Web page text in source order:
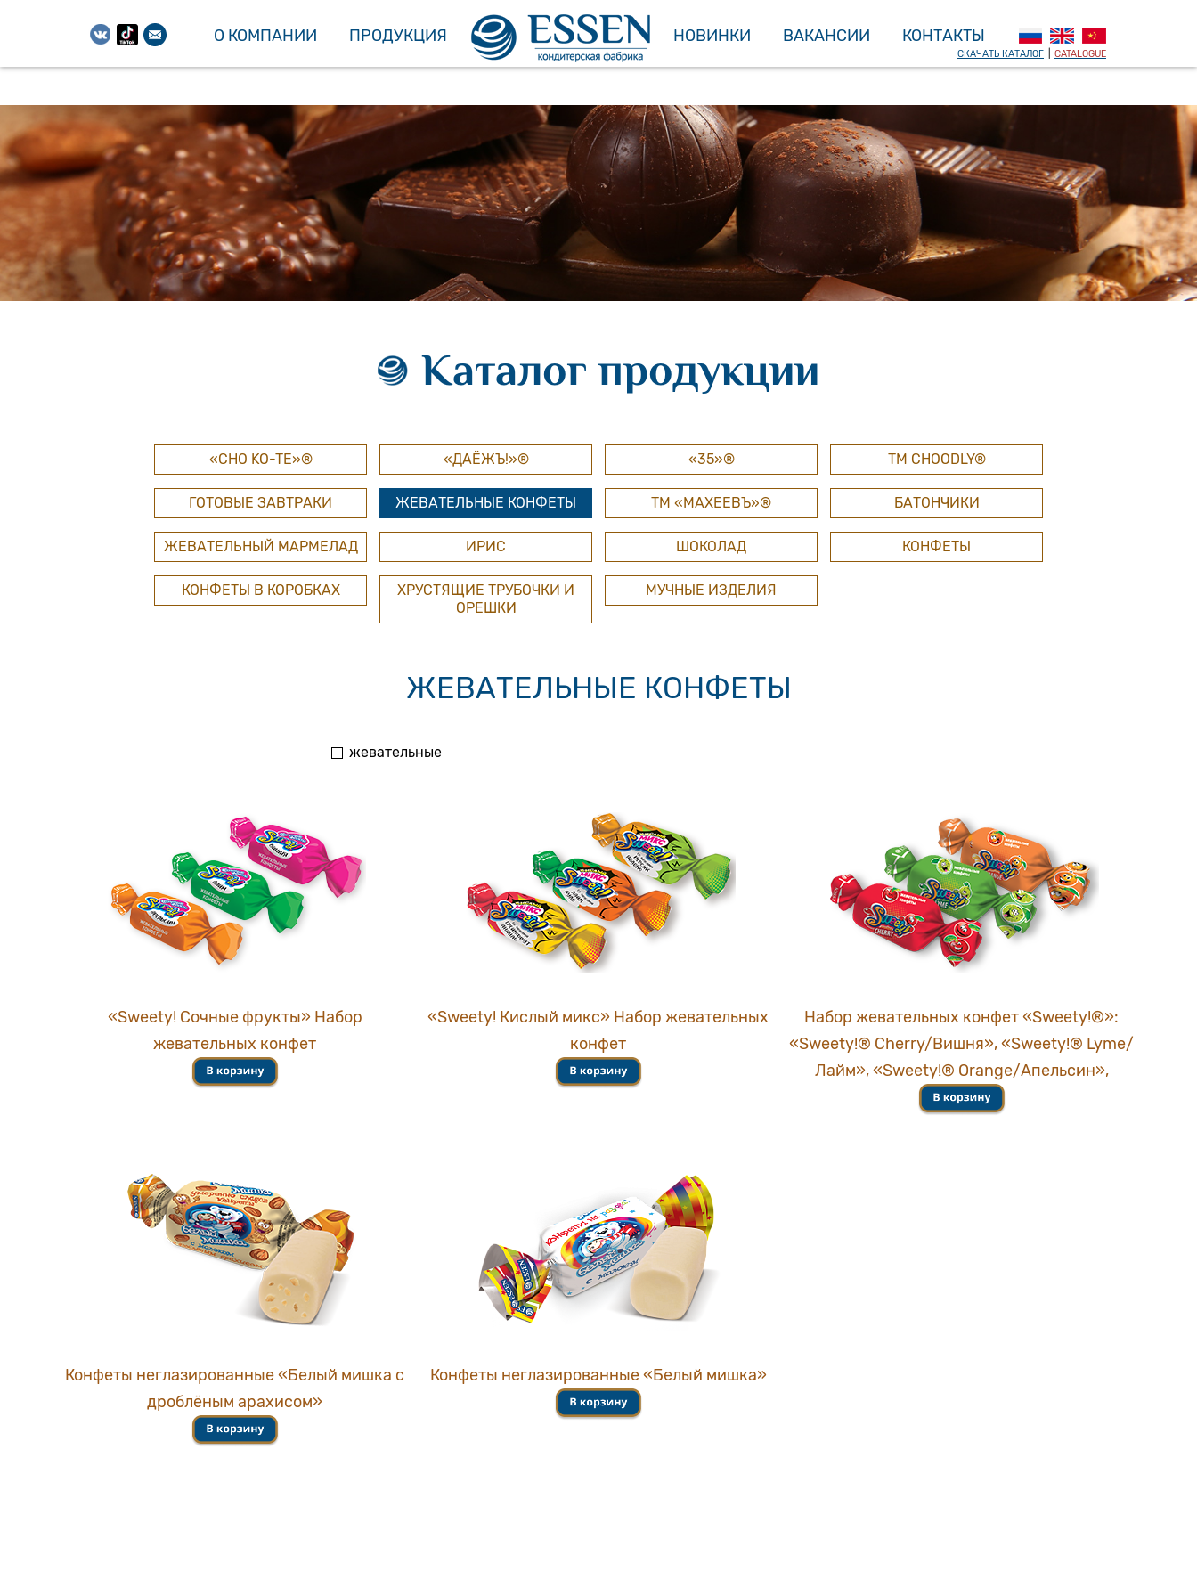
СКАЧАТЬ КАТАЛОГ CATALOGUE
О КОМПАНИИ ПРОДУКЦИЯ НОВИНКИ ВАКАНСИИ КОНТАКТЫ
Каталог продукции
«CHO KO-TE»® «ДАЁЖЪ!»® «35»® ТМ СHOODLY®
ГОТОВЫЕ ЗАВТРАКИ ЖЕВАТЕЛЬНЫЕ КОНФЕТЫ ТМ «МАХЕЕВЪ»® БАТОНЧИКИ
ЖЕВАТЕЛЬНЫЙ МАРМЕЛАД ИРИС ШОКОЛАД КОНФЕТЫ
КОНФЕТЫ В КОРОБКАХ
ХРУСТЯЩИЕ ТРУБОЧКИ И
ОРЕШКИ
МУЧНЫЕ ИЗДЕЛИЯ
ЖЕВАТЕЛЬНЫЕ КОНФЕТЫ
жевательные
«Sweety! Сочные фрукты» Набор
жевательных конфет
«Sweety! Кислый микс» Набор жевательных
конфет
Набор жевательных конфет «Sweety!®»:
«Sweety!® Cherry/Вишня», «Sweety!® Lyme/
Лайм», «Sweety!® Orange/Апельсин»,
Конфеты неглазированные «Белый мишка с
дроблёным арахисом»
Конфеты неглазированные «Белый мишка»